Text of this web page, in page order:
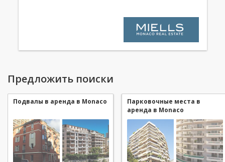
Предложить поиски
Подвалы в аренда в Monaco
Парковочные места в
аренда в Monaco